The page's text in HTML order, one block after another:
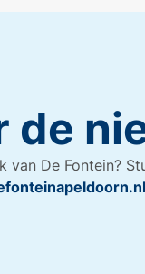
de
De Fontein?